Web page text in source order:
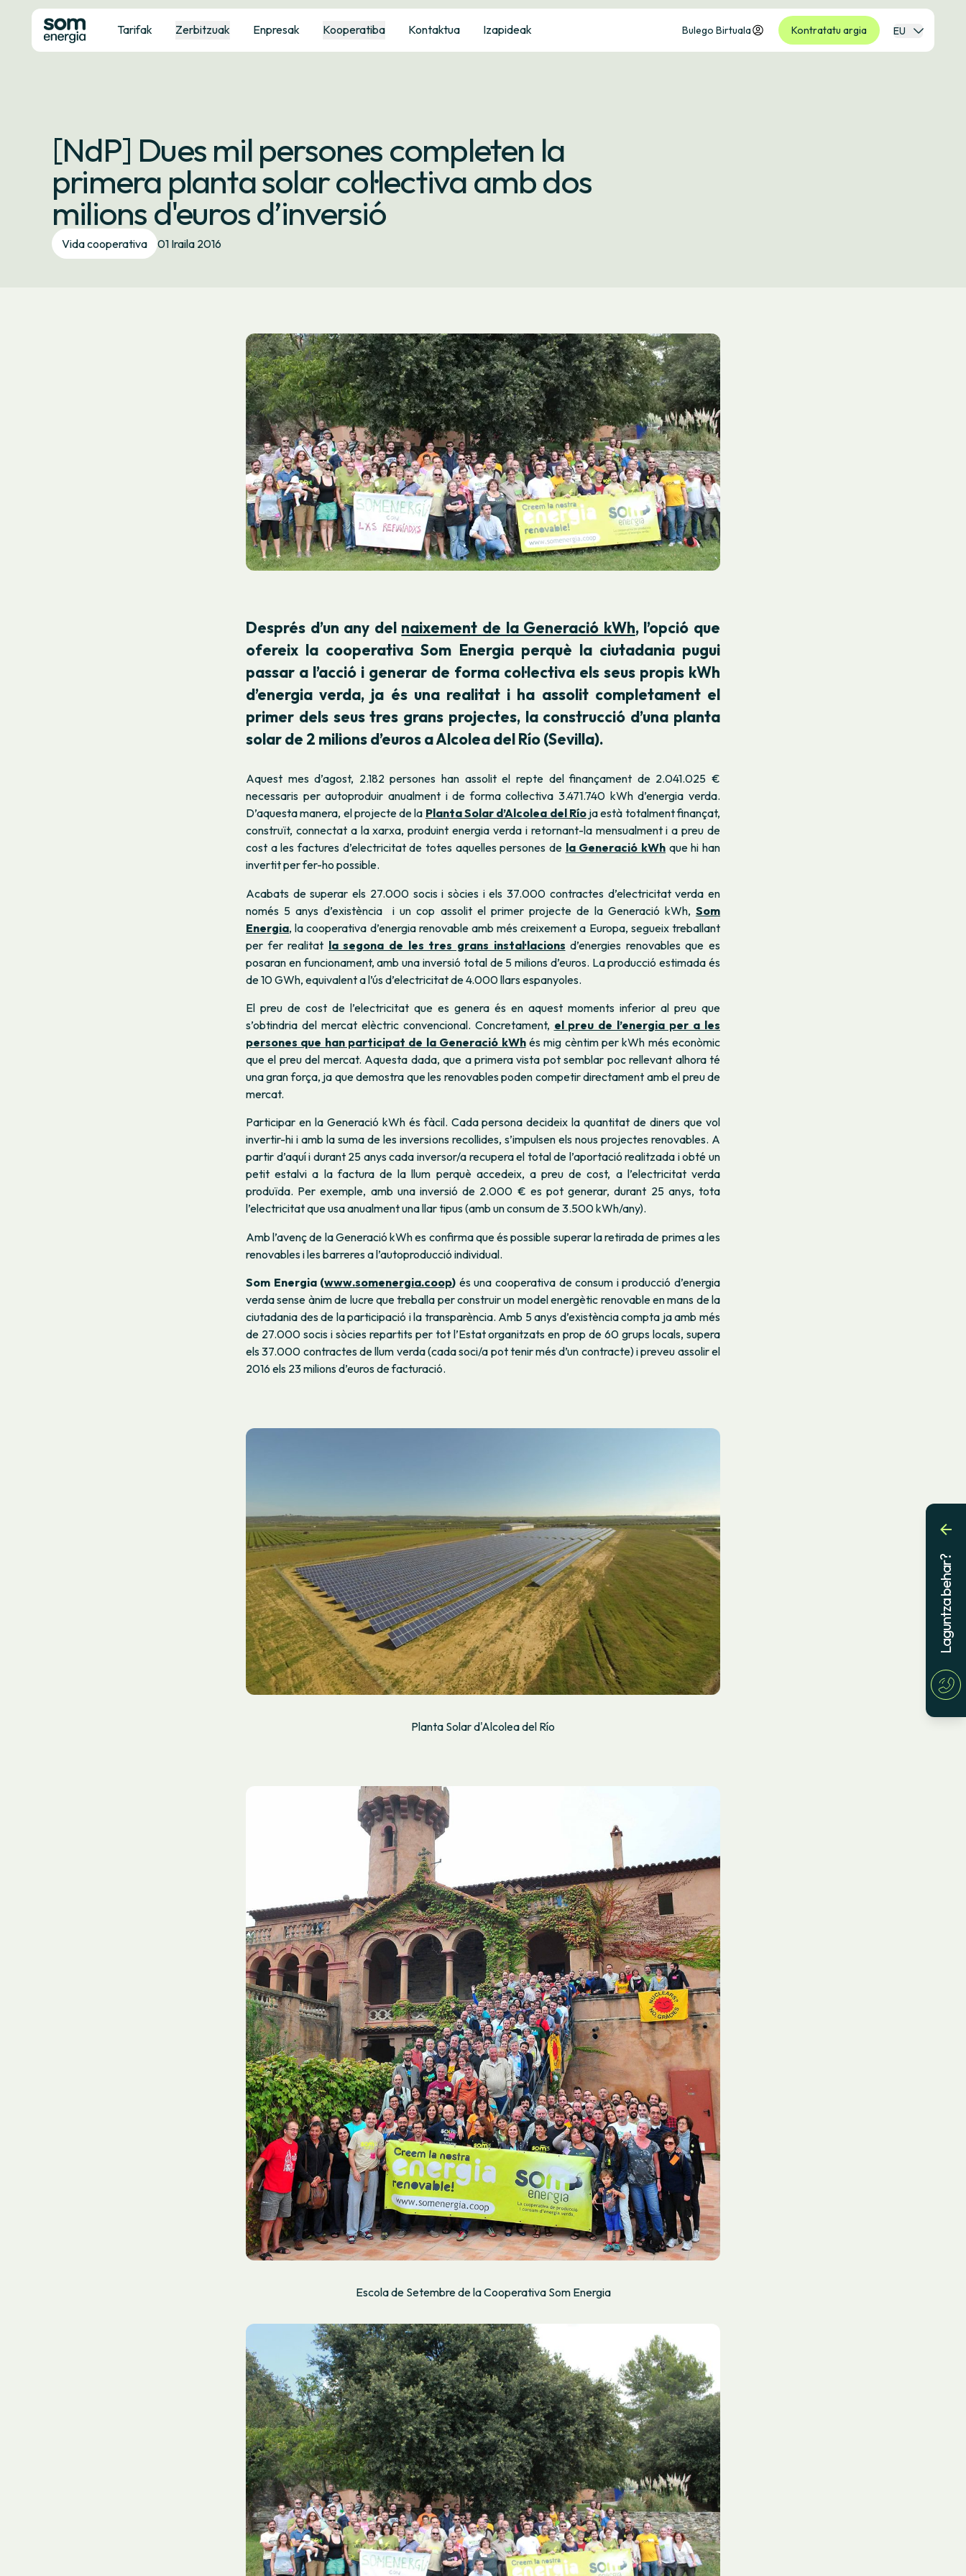
Tarifak Zerbitzuak Enpresak Kooperatiba Kontaktua Izapideak Bulego Birtuala Kontratatu argia EU
[NdP] Dues mil persones completen la
primera planta solar col·lectiva amb dos
milions d'euros d’inversió
Vida cooperativa 01 Iraila 2016
Després d’un any del naixement de la Generació kWh, l’opció que
ofereix la cooperativa Som Energia perquè la ciutadania pugui
passar a l’acció i generar de forma col·lectiva els seus propis kWh
d’energia verda, ja és una realitat i ha assolit completament el
primer dels seus tres grans projectes, la construcció d’una planta
solar de 2 milions d’euros a Alcolea del Río (Sevilla).
Aquest mes d’agost, 2.182 persones han assolit el repte del finançament de 2.041.025 €
necessaris per autoproduir anualment i de forma col·lectiva 3.471.740 kWh d’energia verda.
D’aquesta manera, el projecte de la Planta Solar d’Alcolea del Ríoja està totalment finançat,
construït, connectat a la xarxa, produint energia verda i retornant-la mensualment i a preu de
cost a les factures d’electricitat de totes aquelles persones de la Generació kWh que hi han
invertit per fer-ho possible.
Acabats de superar els 27.000 socis i sòcies i els 37.000 contractes d’electricitat verda en
només 5 anys d’existència i un cop assolit el primer projecte de la Generació kWh, Som
Energia, la cooperativa d’energia renovable amb més creixement a Europa, segueix treballant
per fer realitat la segona de les tres grans instal·lacions d’energies renovables que es
posaran en funcionament, amb una inversió total de 5 milions d’euros. La producció estimada és
de 10 GWh, equivalent a l’ús d’electricitat de 4.000 llars espanyoles.
El preu de cost de l’electricitat que es genera és en aquest moments inferior al preu que
s’obtindria del mercat elèctric convencional. Concretament, el preu de l’energia per a les
persones que han participat de la Generació kWhés mig cèntim per kWh més econòmic
que el preu del mercat. Aquesta dada, que a primera vista pot semblar poc rellevant alhora té
una gran força, ja que demostra que les renovables poden competir directament amb el preu de
mercat.
Participar en la Generació kWh és fàcil. Cada persona decideix la quantitat de diners que vol
invertir-hi i amb la suma de les inversions recollides, s’impulsen els nous projectes renovables. A
partir d’aquí i durant 25 anys cada inversor/a recupera el total de l’aportació realitzada i obté un
petit estalvi a la factura de la llum perquè accedeix, a preu de cost, a l’electricitat verda
produïda. Per exemple, amb una inversió de 2.000 € es pot generar, durant 25 anys, tota
l’electricitat que usa anualment una llar tipus (amb un consum de 3.500 kWh/any).
Amb l’avenç de la Generació kWh es confirma que és possible superar la retirada de primes a les
renovables i les barreres a l’autoproducció individual.
Som Energia (www.somenergia.coop) és una cooperativa de consum i producció d’energia
verda sense ànim de lucre que treballa per construir un model energètic renovable en mans de la
ciutadania des de la participació i la transparència. Amb 5 anys d’existència compta ja amb més
de 27.000 socis i sòcies repartits per tot l’Estat organitzats en prop de 60 grups locals, supera
els 37.000 contractes de llum verda (cada soci/a pot tenir més d’un contracte) i preveu assolir el
2016 els 23 milions d’euros de facturació.
Planta Solar d'Alcolea del Río
Escola de Setembre de la Cooperativa Som Energia
Laguntza behar?